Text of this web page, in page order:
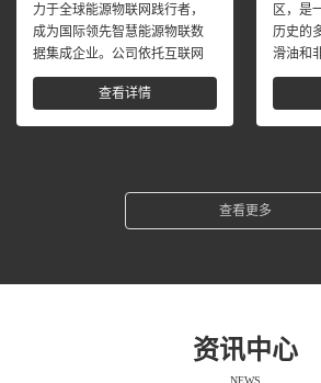
力于全球能源物联网践行者，
成为国际领先智慧能源物联数
据集成企业。公司依托互联网
技术，引领智慧绿色数据...
查看详情
区，是
历史的
滑油和
成，下
查看更多
资讯中心
NEWS